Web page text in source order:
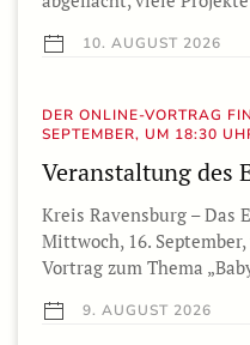
10. AUGUST 2026
DER ONLINE-VORTRAG
SEPTEMBER, UM 18:30
Veranstaltung des
Kreis Ravensburg –
Mittwoch, 16.
Vortrag zum Thema
9. AUGUST 2026